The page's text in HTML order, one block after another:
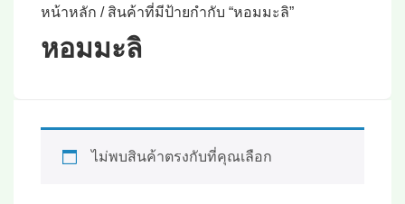
หน้าหลัก / สินค้าที่มีป้ายกำกับ “หอมมะลิ”
หอมมะลิ
ไม่พบสินค้าตรงกับที่คุณเลือก